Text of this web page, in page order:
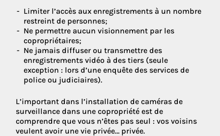
Limiter l’accès aux enregistrements à un nombre
restreint de personnes;
Ne permettre aucun visionnement par les
copropriétaires;
Ne jamais diffuser ou transmettre des
enregistrements vidéo à des tiers (seule
exception : lors d’une enquête des services de
police ou judiciaires).
L’important dans l’installation de caméras de
surveillance dans une copropriété est de
comprendre que vous n’êtes pas seul : vos voisins
veulent avoir une vie privée… privée.